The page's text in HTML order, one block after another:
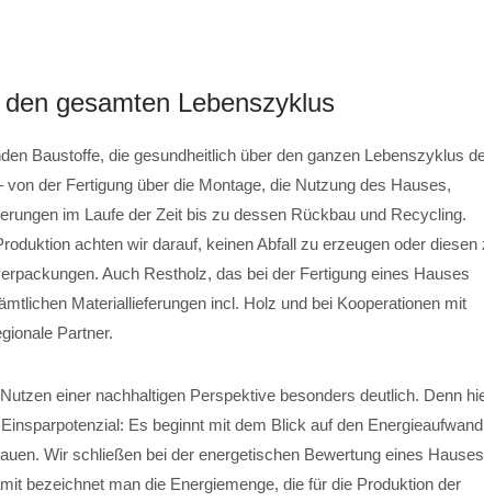
gesamten Lebenszyklus
Baustoffe, die gesundheitlich über den ganzen Lebenszyklus
der Fertigung über die Montage, die Nutzung des Hauses,
im Laufe der Zeit bis zu dessen Rückbau und Recycling.
achten wir darauf, keinen Abfall zu erzeugen oder diesen
Auch Restholz, das bei der Fertigung eines Hauses
Materiallieferungen incl. Holz und bei Kooperationen mit
Partner.
einer nachhaltigen Perspektive besonders deutlich. Denn
Es beginnt mit dem Blick auf den Energieaufwand
Wir schließen bei der energetischen Bewertung eines Hauses
bezeichnet man die Energiemenge, die für die Produktion der